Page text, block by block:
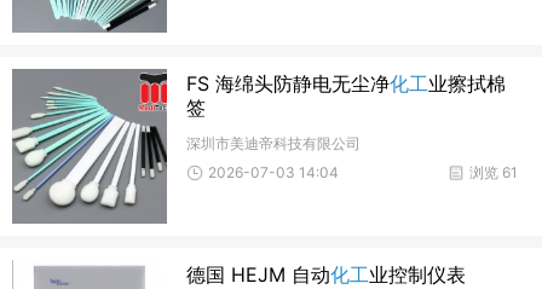
FS 海绵头防静电无尘净化工业擦拭棉
签
深圳市美迪帝科技有限公司
浏览 61
2026-07-03 14:04
德国 HEJM 自动化工业控制仪表